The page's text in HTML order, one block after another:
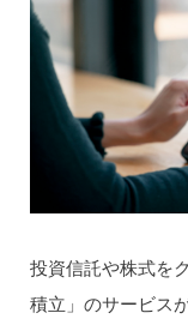
投資信託や株式を
積立」のサービス